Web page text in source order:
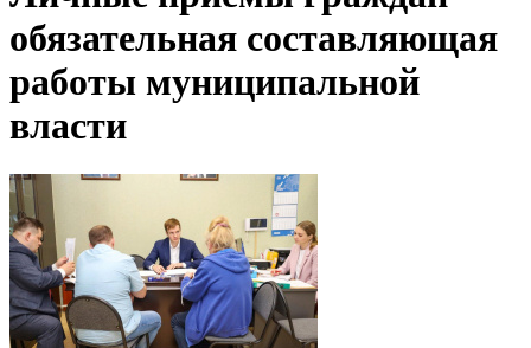
обязательная составляющая
работы муниципальной
власти